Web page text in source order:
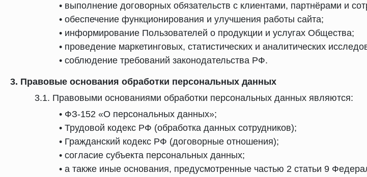
• выполнение договорных обязательств с клиентами, партнёрами и
• обеспечение функционирования и улучшения работы сайта;
• информирование Пользователей о продукции и услугах Общества;
• проведение маркетинговых, статистических и аналитических
• соблюдение требований законодательства РФ.
3. Правовые основания обработки персональных данных
3.1. Правовыми основаниями обработки персональных данных являются:
• ФЗ-152 «О персональных данных»;
• Трудовой кодекс РФ (обработка данных сотрудников);
• Гражданский кодекс РФ (договорные отношения);
• согласие субъекта персональных данных;
• а также иные основания, предусмотренные частью 2 статьи 9